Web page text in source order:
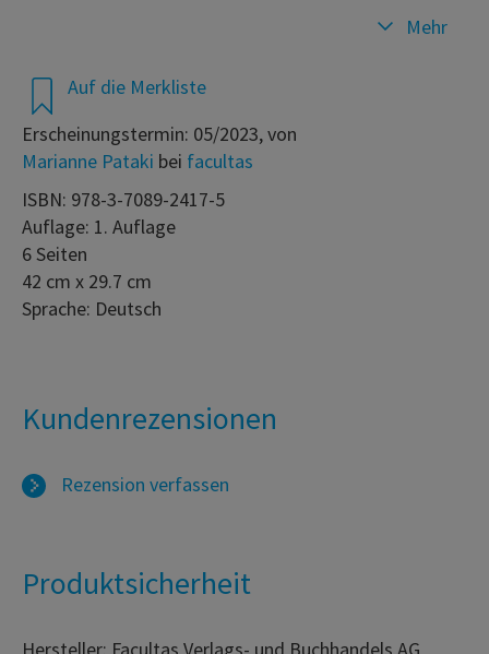
Auf die Merkliste
Erscheinungstermin: 05/2023, von
Marianne Pataki bei facultas
ISBN: 978-3-7089-2417-5
Auflage: 1. Auflage
6 Seiten
42 cm x 29.7 cm
Sprache: Deutsch
Mehr
Kundenrezensionen
Rezension verfassen
Produktsicherheit